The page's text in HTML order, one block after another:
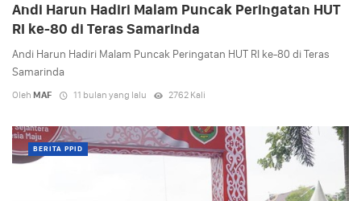
Andi Harun Hadiri Malam Puncak Peringatan HUT
RI ke-80 di Teras Samarinda
Andi Harun Hadiri Malam Puncak Peringatan HUT RI ke-80 di Teras
Samarinda
Oleh MAF 11 bulan yang lalu 2762 Kali
BERITA PPID